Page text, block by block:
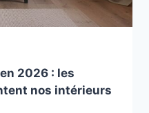
2026 : les
nos intérieurs